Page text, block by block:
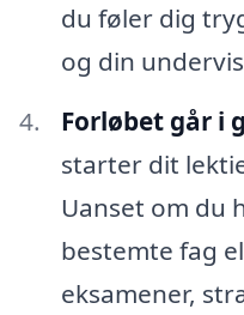
du føler dig
og din
Forløbet går i
starter dit
Uanset om du
bestemte fag
eksamener,